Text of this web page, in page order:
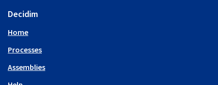
Decidim
Home
Processes
Assemblies